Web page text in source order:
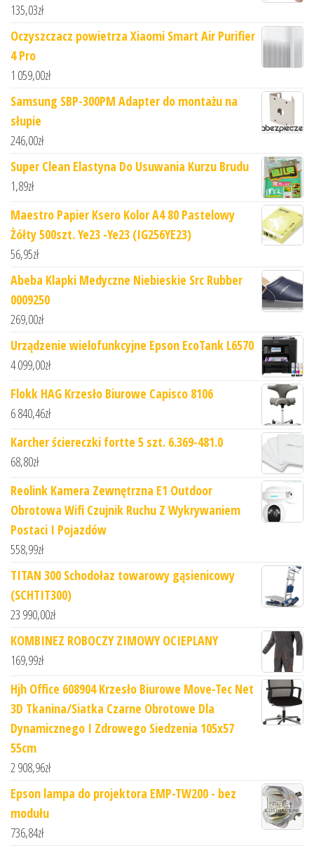
135,03zł
Oczyszczacz powietrza Xiaomi Smart Air Purifier
4 Pro
1 059,00zł
Samsung SBP-300PM Adapter do montażu na
słupie
246,00zł
Super Clean Elastyna Do Usuwania Kurzu Brudu
1,89zł
Maestro Papier Ksero Kolor A4 80 Pastelowy
Żółty 500szt. Ye23 -Ye23 (IG256YE23)
56,95zł
Abeba Klapki Medyczne Niebieskie Src Rubber
0009250
269,00zł
Urządzenie wielofunkcyjne Epson EcoTank L6570
4 099,00zł
Flokk HAG Krzesło Biurowe Capisco 8106
6 840,46zł
Karcher ściereczki fortte 5 szt. 6.369-481.0
68,80zł
Reolink Kamera Zewnętrzna E1 Outdoor
Obrotowa Wifi Czujnik Ruchu Z Wykrywaniem
Postaci I Pojazdów
558,99zł
TITAN 300 Schodołaz towarowy gąsienicowy
(SCHTIT300)
23 990,00zł
KOMBINEZ ROBOCZY ZIMOWY OCIEPLANY
169,99zł
Hjh Office 608904 Krzesło Biurowe Move-Tec Net
3D Tkanina/Siatka Czarne Obrotowe Dla
Dynamicznego I Zdrowego Siedzenia 105x57
55cm
2 908,96zł
Epson lampa do projektora EMP-TW200 - bez
modułu
736,84zł